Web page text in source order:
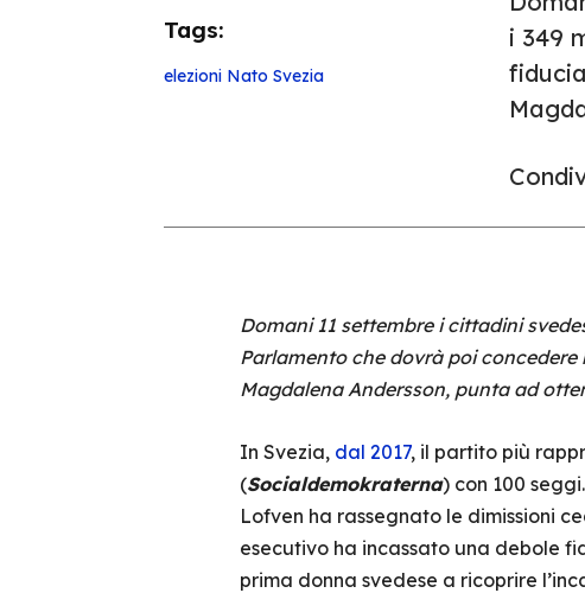
Tags:
elezioni Nato Svezia
i 349
Domani 11 settembre i cittadini
Parlamento che dovrà poi
Magdalena Andersson, punta ad
In Svezia, dal 2017, il partito più
(Socialdemokraterna) con 100 seggi.
Lofven ha rassegnato le dimissioni
esecutivo ha incassato una debole
prima donna svedese a ricoprire